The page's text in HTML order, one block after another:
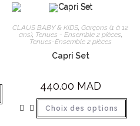
CLAUS BABY & KIDS ,Garçons (1 à 12
ans), Tenues - Ensemble 2 pièces
Tenues-Ensemble 2 pièces
Capri Set
440.00 MAD
Choix des options